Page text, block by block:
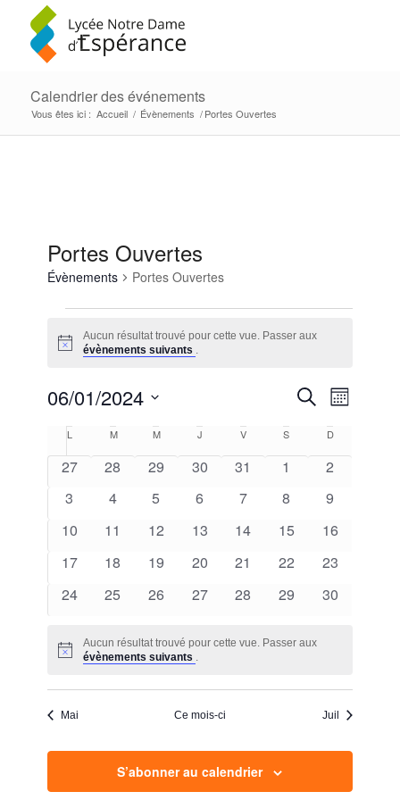
Calendrier des événements
Vous êtes ici : Accueil / Évènements / Portes Ouvertes
Portes Ouvertes
Évènements Portes Ouvertes
Évènements
Notice
Aucun résultat trouvé pour cette vue. Passer aux
évènements suivants .
vues
Recherche
de
Mois
06/01/2024
date.
Calendrier
de
Évènements
L Mmardi M mercrediJ VvendrediS D
0
27
0
28
0
29
0
30
0
31
0
1
0
2
0
3
0
4
0
5
0
6
0
7
0
8
0
9
0
10
0
11
0
12
0
13
0
14
0
15
0
16
0
17
0
18
0
19
0
20
0
21
0
22
0
23
0
24
0
25
0
26
0
27
0
28
0
29
0
30
Notice
Aucun résultat trouvé pour cette vue. Passer aux
évènements suivants .
Mai Ce mois-ci Juil
S’abonner au calendrier